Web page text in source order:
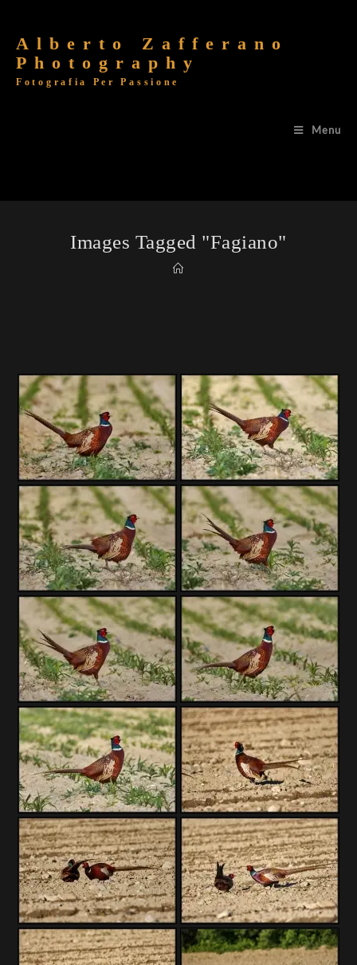
Alberto Zafferano
Photography
Fotografia Per Passione
Menu
Images Tagged "fagiano"